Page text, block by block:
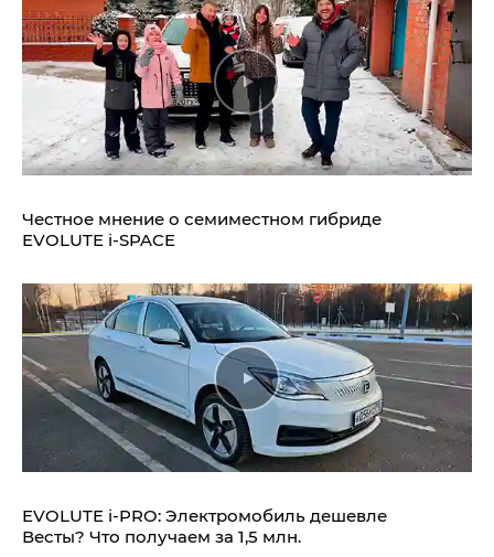
Честное мнение о семиместном гибриде
EVOLUTE i‑SPACE
EVOLUTE i‑PRO: Электромобиль дешевле
Весты? Что получаем за 1,5 млн.